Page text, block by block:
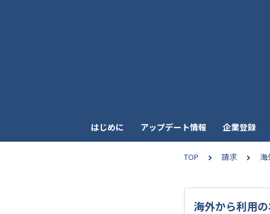
はじめに アップデート情報 企業登録
TOP 請求 海
海外から利用